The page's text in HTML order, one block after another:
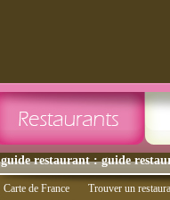
guide restaurant : guide
Carte de France Trouver un